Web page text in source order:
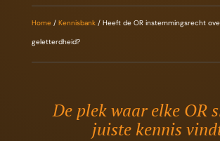
Home/ Kennisbank/ Heeft de OR instemmingsrecht
geletterdheid?
De plek waar elke OR
juiste kennis